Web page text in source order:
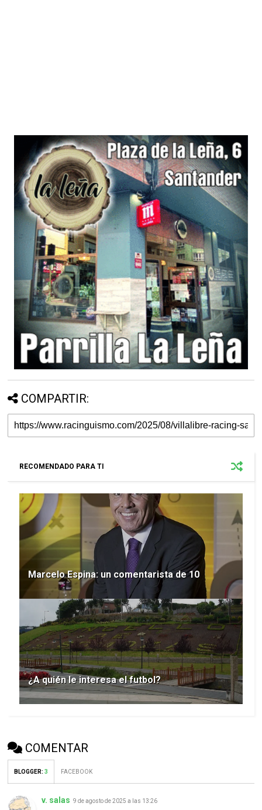
COMPARTIR:
RECOMENDADO PARA TI
Marcelo Espina: un comentarista de 10
¿A quién le interesa el futbol?
COMENTAR
BLOGGER:3 FACEBOOK
v. salas 9 de agosto de 2025 a las 13:26